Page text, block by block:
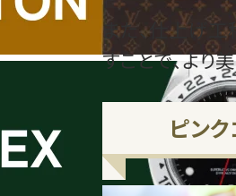
また、仕上げ
すことで、より
ピン